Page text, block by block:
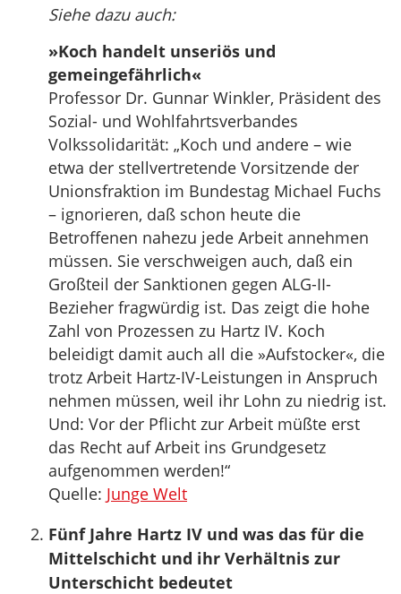
Siehe dazu auch:
»Koch handelt unseriös und
gemeingefährlich«
Professor Dr. Gunnar Winkler, Präsident des
Sozial- und Wohlfahrtsverbandes
Volkssolidarität: „Koch und andere – wie
etwa der stellvertretende Vorsitzende der
Unionsfraktion im Bundestag Michael Fuchs
– ignorieren, daß schon heute die
Betroffenen nahezu jede Arbeit annehmen
müssen. Sie verschweigen auch, daß ein
Großteil der Sanktionen gegen ALG-II-
Bezieher fragwürdig ist. Das zeigt die hohe
Zahl von Prozessen zu Hartz IV. Koch
beleidigt damit auch all die »Aufstocker«, die
trotz Arbeit Hartz-IV-Leistungen in Anspruch
nehmen müssen, weil ihr Lohn zu niedrig ist.
Und: Vor der Pflicht zur Arbeit müßte erst
das Recht auf Arbeit ins Grundgesetz
aufgenommen werden!“
Quelle: Junge Welt
Fünf Jahre Hartz IV und was das für die
Mittelschicht und ihr Verhältnis zur
Unterschicht bedeutet